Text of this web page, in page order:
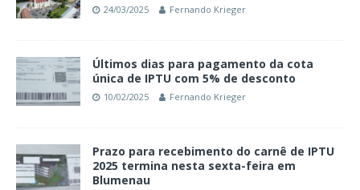
24/03/2025 Fernando Krieger
Últimos dias para pagamento da cota
única de IPTU com 5% de desconto
10/02/2025 Fernando Krieger
Prazo para recebimento do carnê de IPTU
2025 termina nesta sexta-feira em
Blumenau